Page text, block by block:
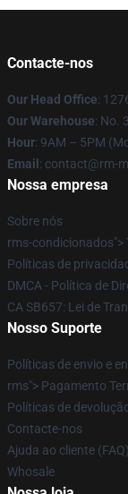
Contacte-nos
Our Head Office:
Our Warehouse: No.
Hour: 9AM – 5PM
Email : contact@rm-
Nossa empresa
Sobre nós
rms-condicionados">
Políticas de
DMCA - Política de
CA SB657: Lei de
Nosso Suporte
Políticas de envio e
rms"> Pagamento
Políticas de
Contacte-nos
Ajuda ao cliente (FAQ)
Whosale